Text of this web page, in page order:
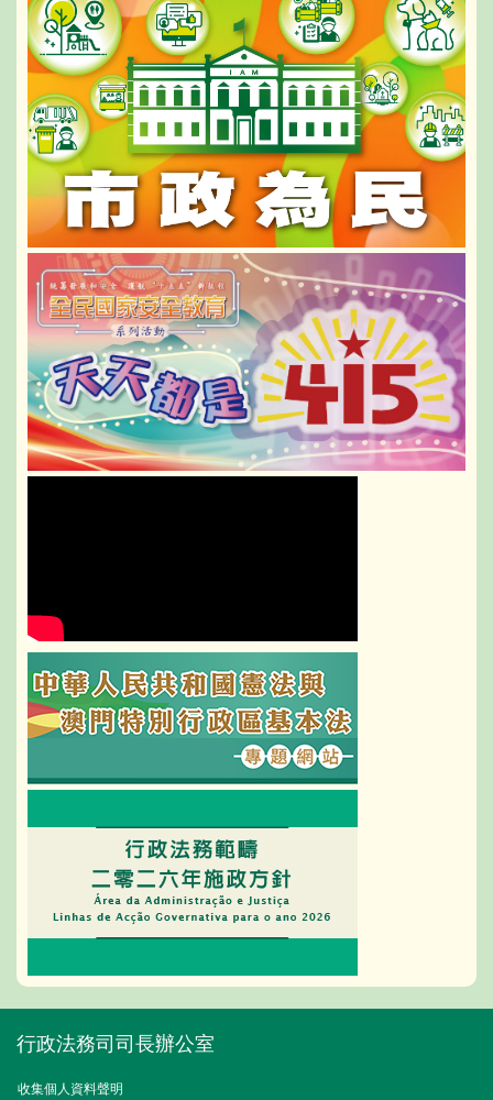
行政法務司司長辦公室
收集個人資料聲明